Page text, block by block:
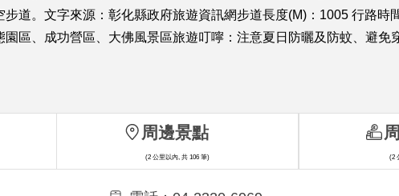
步道。文字來源：彰化縣政府旅遊資訊網步道長度(M)：1005 行路
區、成功營區、大佛風景區旅遊叮嚀：注意夏日防曬及防蚊、避免
周邊景點
(2 公里以內, 共 106 筆) (2